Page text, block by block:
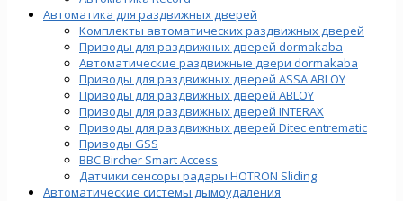
Автоматика для раздвижных дверей
Комплекты автоматических раздвижных дверей
Приводы для раздвижных дверей dormakaba
Автоматические раздвижные двери dormakaba
Приводы для раздвижных дверей ASSA ABLOY
Приводы для раздвижных дверей ABLOY
Приводы для раздвижных дверей INTERAX
Приводы для раздвижных дверей Ditec entrematic
Приводы GSS
BBC Bircher Smart Access
Датчики сенсоры радары HOTRON Sliding
Автоматические системы дымоудаления